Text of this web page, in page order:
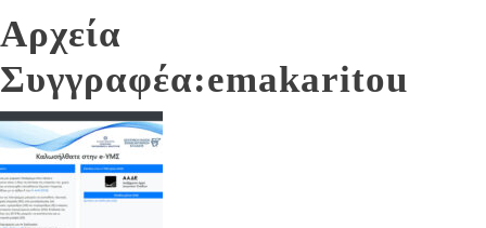
Αρχεία
Συγγραφέα:emakaritou